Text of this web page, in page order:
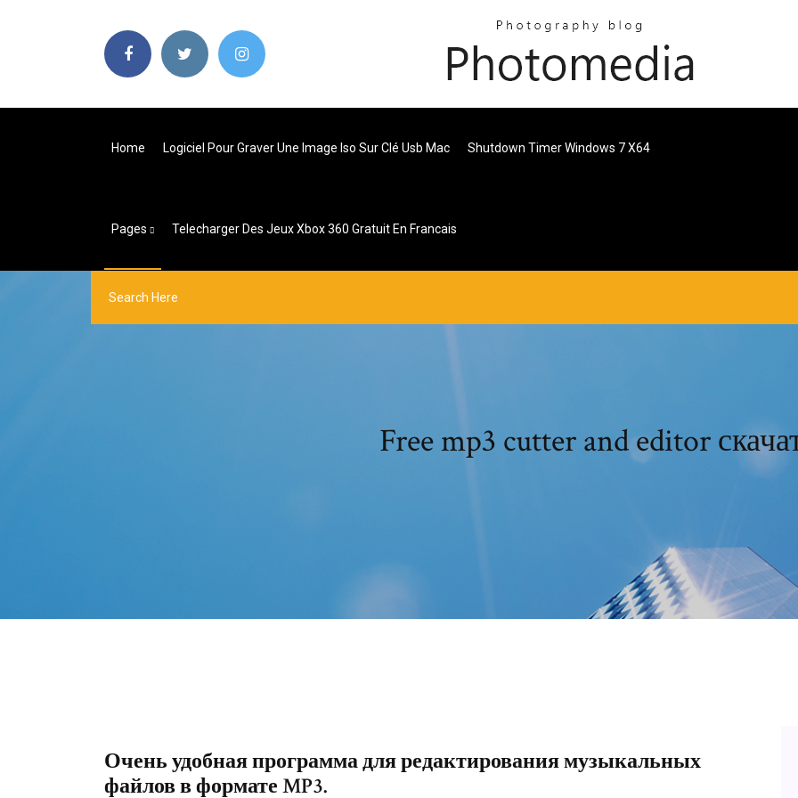
Home Logiciel Pour Graver Une Image Iso Sur Clé Usb Mac Shutdown Timer Windows 7 X64
Pages Telecharger Des Jeux Xbox 360 Gratuit En Francais
Free mp3 cutter and editor
Очень удобная программа для редактирования музыкальных
файлов в формате MP3.